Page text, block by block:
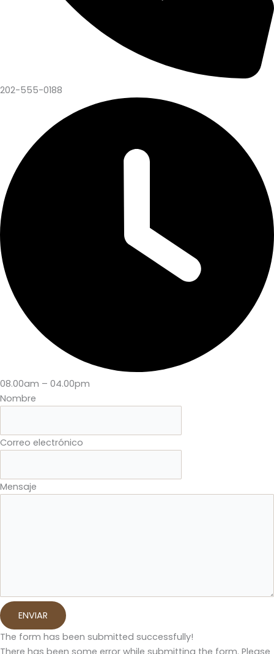
202-555-0188
08.00am – 04.00pm
Nombre
Correo electrónico
Mensaje
ENVIAR
The form has been submitted successfully!